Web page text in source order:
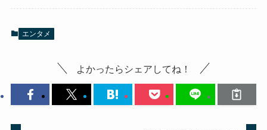
エンタメ
よかったらシェアしてね！